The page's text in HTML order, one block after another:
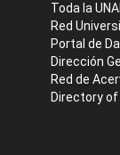
Toda la
Red
Portal de
Dirección
Red de
Directory